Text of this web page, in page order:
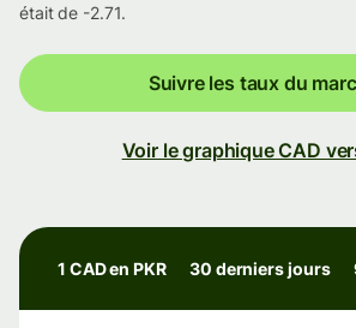
était de -2.71.
Suivre les taux du
Voir le graphique CAD
1 CAD en PKR 30 derniers jours